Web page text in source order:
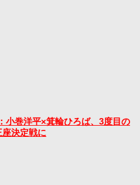
小巻洋平×箕輪ひろば、3度目の
決定戦に